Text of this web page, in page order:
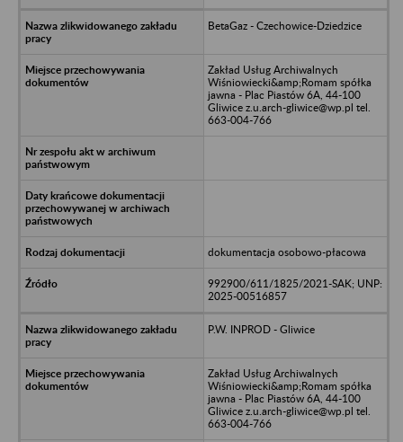
BetaGaz - Czechowice-Dziedzice
Zakład Usług Archiwalnych
Wiśniowiecki&amp;Romam spółka
jawna - Plac Piastów 6A, 44-100
Gliwice z.u.arch-gliwice@wp.pl tel.
663-004-766
dokumentacja osobowo-płacowa
992900/611/1825/2021-SAK; UNP:
2025-00516857
P.W. INPROD - Gliwice
Zakład Usług Archiwalnych
Wiśniowiecki&amp;Romam spółka
jawna - Plac Piastów 6A, 44-100
Gliwice z.u.arch-gliwice@wp.pl tel.
663-004-766